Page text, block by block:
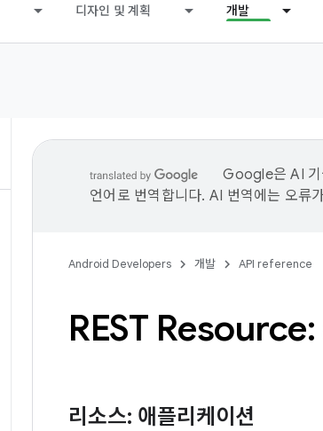
디자인 및 계획 개발
Google은 AI 기
언어로 번역합니다. AI 번역에는 오류
Android Developers 개발 API reference
REST
리소스: 애플리케이션